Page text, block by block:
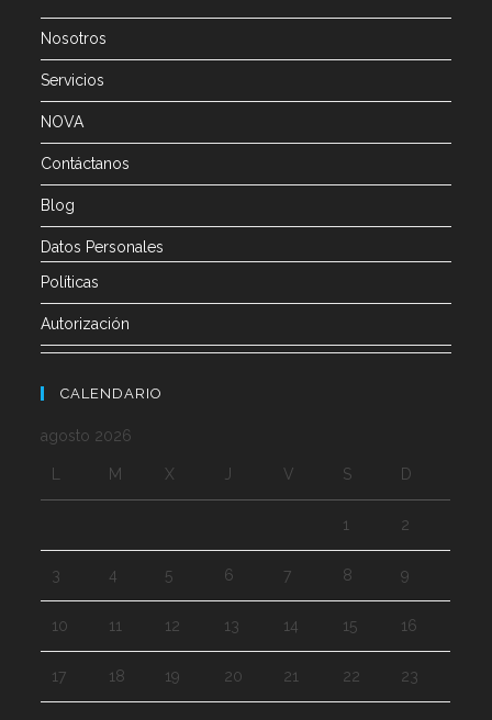
Nosotros
Servicios
NOVA
Contáctanos
Blog
Datos Personales
Políticas
Autorización
CALENDARIO
agosto 2026
M X J V S D
1 2
3 4 5 6 7 8 9
10 11 12 13 14 15 16
17 18 19 20 21 22 23